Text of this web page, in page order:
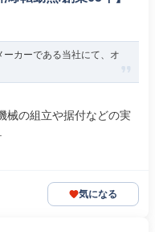
カーである当社にて、オ
械の組立や据付などの実
気になる